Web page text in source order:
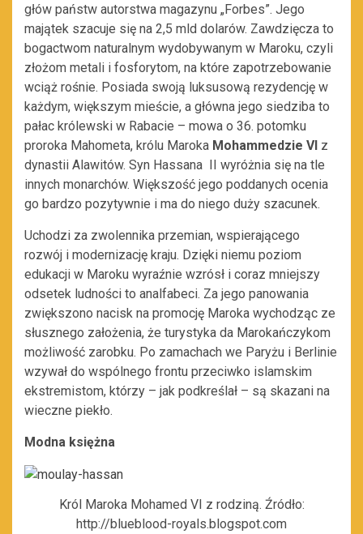
głów państw autorstwa magazynu „Forbes”. Jego
majątek szacuje się na 2,5 mld dolarów. Zawdzięcza to
bogactwom naturalnym wydobywanym w Maroku, czyli
złożom metali i fosforytom, na które zapotrzebowanie
wciąż rośnie. Posiada swoją luksusową rezydencję w
każdym, większym mieście, a główna jego siedziba to
pałac królewski w Rabacie – mowa o 36. potomku
proroka Mahometa, królu Maroka Mohammedzie VI z
dynastii Alawitów. Syn Hassana II wyróżnia się na tle
innych monarchów. Większość jego poddanych ocenia
go bardzo pozytywnie i ma do niego duży szacunek.
Uchodzi za zwolennika przemian, wspierającego
rozwój i modernizację kraju. Dzięki niemu poziom
edukacji w Maroku wyraźnie wzrósł i coraz mniejszy
odsetek ludności to analfabeci. Za jego panowania
zwiększono nacisk na promocję Maroka wychodząc ze
słusznego założenia, że turystyka da Marokańczykom
możliwość zarobku. Po zamachach we Paryżu i Berlinie
wzywał do wspólnego frontu przeciwko islamskim
ekstremistom, którzy – jak podkreślał – są skazani na
wieczne piekło.
Modna księżna
Król Maroka Mohamed VI z rodziną. Źródło:
http://blueblood-royals.blogspot.com